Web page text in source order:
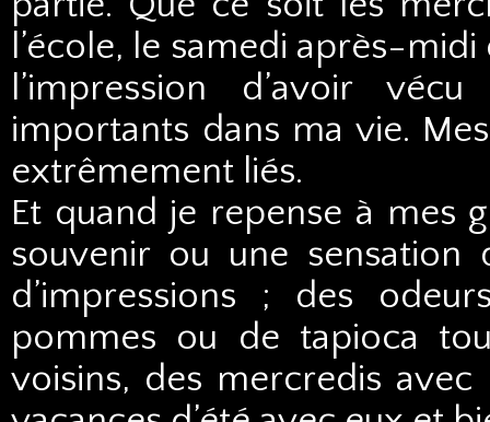
l’école, le samedi après-
l’impression d’avoir
importants dans ma vie.
extrêmement liés.
Et quand je repense à mes
souvenir ou une sensation
d’impressions ; des
pommes ou de tapioca
voisins, des mercredis avec